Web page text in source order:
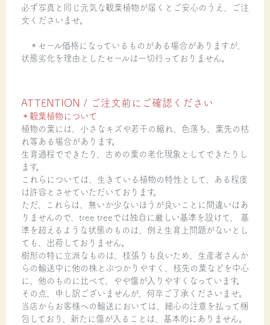
必ず写真と同じ元気な観葉植物が届くとご安心のうえ、ご注
文くださいませ。
＊セール価格になっているものがある場合がありますが、
状態劣化を理由としたセールは一切行っておりません。
ATTENTION / ご注文前にご確認ください
＊観葉植物について
植物の葉には、小さなキズや若干の縮れ、色落ち、葉先の枯
れ等ある場合があります。
生育過程でできたり、古めの葉の老化現象としてできたりし
ます。
これらについては、生きている植物の特性として、ある程度
は許容とさせていただいております。
ただ、これらは、無いか少ないほうが良いことに間違いはあ
りませんので、tree treeでは独自に厳しい基準を設けて、 基
準を超えるような状態のものは、例え生育上問題がないとし
ても、出荷しておりません。
樹形の特に立派なものは、枝張りも良いため、生産者さんか
らの輸送中に他の株とぶつかりやすく、枝先の葉などを中心
に、他のものに比べて、やや傷が入りやすくなっています。
その点、申し訳ございませんが、何卒ご了承くださいませ。
当店からお客様への輸送においては、細心の注意を払って梱
包しており、新たに傷が入ることは、基本的にありません。